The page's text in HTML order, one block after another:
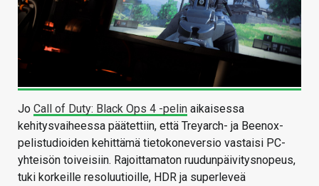
Jo Call of Duty: Black Ops 4 -pelin aikaisessa
kehitysvaiheessa päätettiin, että Treyarch- ja Beenox-
pelistudioiden kehittämä tietokoneversio vastaisi PC-
yhteisön toiveisiin. Rajoittamaton ruudunpäivitysnopeus,
tuki korkeille resoluutioille, HDR ja superleveä